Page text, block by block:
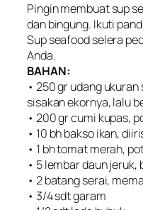
Pingin membuat sup
dan bingung. Ikuti
Sup seafood selera
Anda.
BAHAN:
• 250 gr udang
sisakan ekornya, lalu
• 200 gr cumi kupas,
• 10 bh bakso ikan,
• 1 bh tomat merah,
• 5 lembar daun jeruk,
• 2 batang serai,
• 3/4 sdt garam